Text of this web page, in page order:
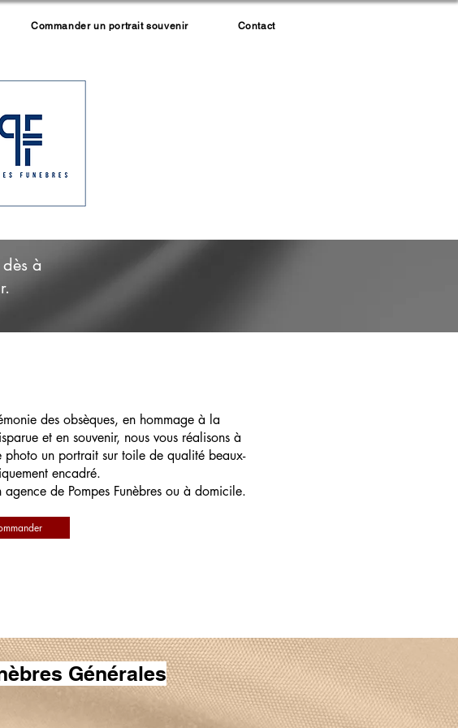
Commander un portrait souvenir Contact
à
des obsèques, en hommage à la
et en souvenir, nous vous réalisons à
photo un portrait sur toile de qualité beaux-
encadré.
agence de Pompes Funèbres ou à domicile.
Générales